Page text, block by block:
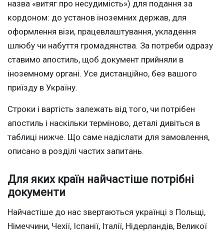
назва «витяг про несудимість») для подання за
кордоном: до установ іноземних держав, для
оформлення візи, працевлаштування, укладення
шлюбу чи набуття громадянства. За потреби одразу
ставимо апостиль, щоб документ прийняли в
іноземному органі. Усе дистанційно, без вашого
приїзду в Україну.
Строки і вартість залежать від того, чи потрібен
апостиль і наскільки терміново, деталі дивіться в
таблиці нижче. Що саме надіслати для замовлення,
описано в розділі частих запитань.
Для яких країн найчастіше потрібні
документи
Найчастіше до нас звертаються українці з Польщі,
Німеччини, Чехії, Іспанії, Італії, Нідерландів, Великої